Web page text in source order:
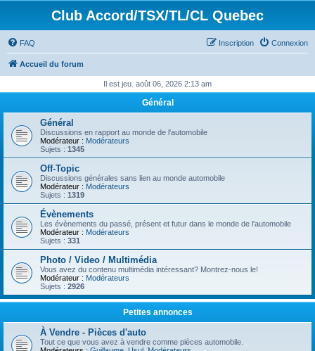
Club Accord/TSX/TL/CL Quebec
FAQ Connexion
Inscription
Accueil du forum
Il est jeu. août 06, 2026 2:13 am
Général
Général
Discussions en rapport au monde de l'automobile
Modérateur : Modérateurs
Sujets : 1345
Off-Topic
Discussions générales sans lien au monde automobile
Modérateur : Modérateurs
Sujets : 1319
Évènements
Les évènements du passé, présent et futur dans le monde de l'automobile
Modérateur : Modérateurs
Sujets : 331
Photo / Video / Multimédia
Vous avez du contenu multimédia intéressant? Montrez-nous le!
Modérateur : Modérateurs
Sujets : 2926
Petites annonces
À Vendre - Pièces d'auto
Tout ce que vous avez à vendre comme pièces automobile.